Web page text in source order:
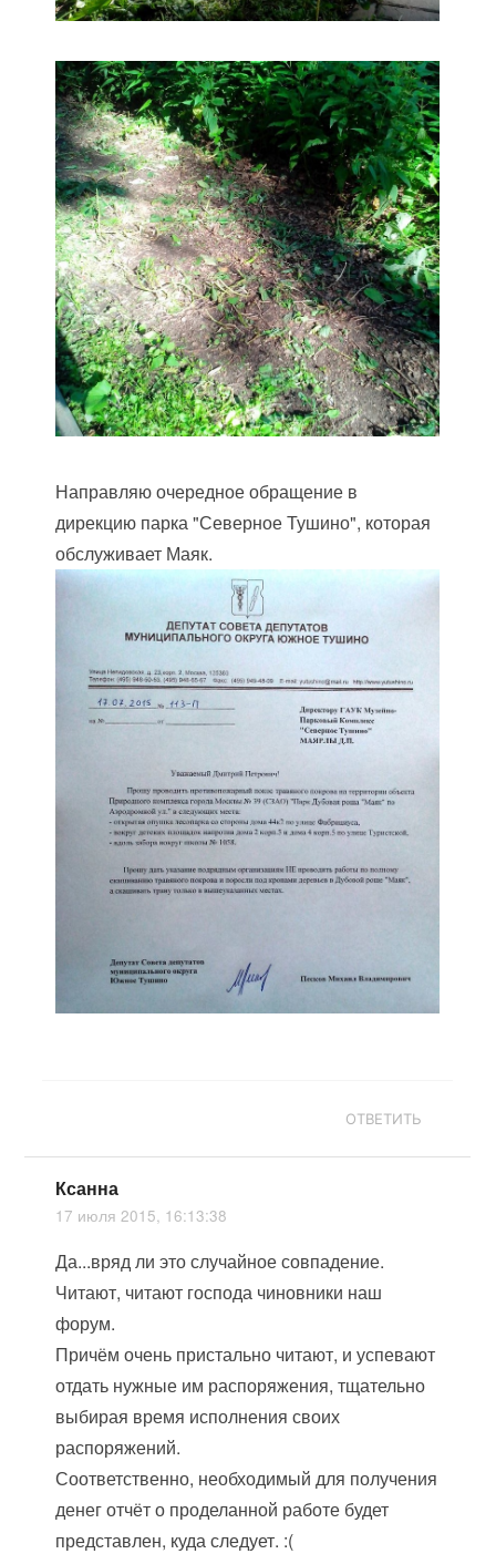
Направляю очередное обращение в
дирекцию парка "Северное Тушино", которая
обслуживает Маяк.
ОТВЕТИТЬ
Ксанна
17 июля 2015, 16:13:38
Да...вряд ли это случайное совпадение.
Читают, читают господа чиновники наш
форум.
Причём очень пристально читают, и успевают
отдать нужные им распоряжения, тщательно
выбирая время исполнения своих
распоряжений.
Соответственно, необходимый для получения
денег отчёт о проделанной работе будет
представлен, куда следует. :(